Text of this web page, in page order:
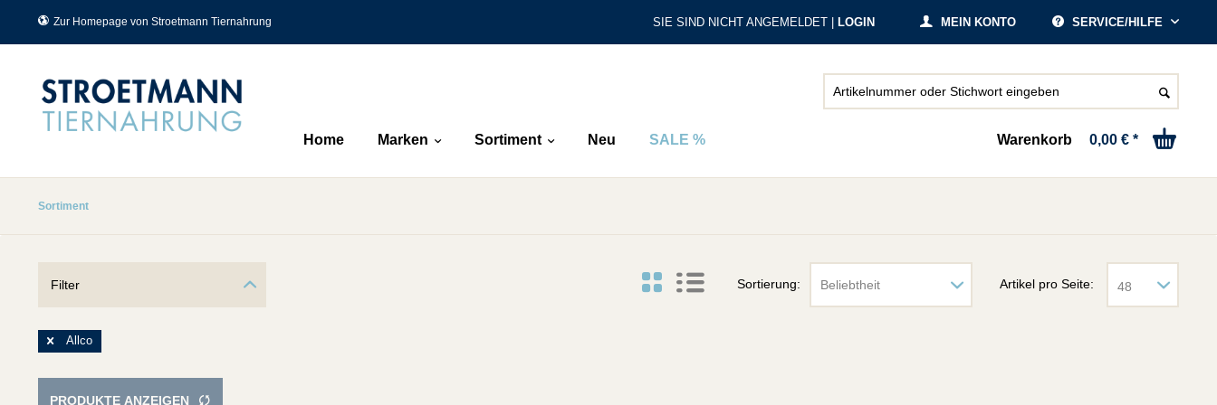
Zur Homepage von Stroetmann Tiernahrung SERVICE/HILFE
MEIN KONTO
SIE SIND NICHT ANGEMELDET | LOGIN
Home Marken Sortiment Neu SALE % Warenkorb 0,00 € *
Sortiment
Filter Artikel pro Seite:
Sortierung:
Allco
PRODUKTE ANZEIGEN